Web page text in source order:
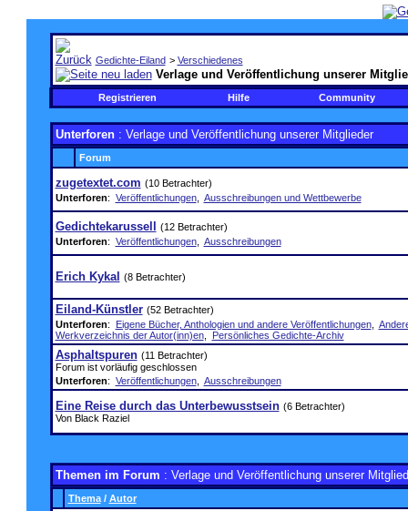
Gedichte-Eiland > Verschiedenes
Verlage und Veröffentlichung unserer
Registrieren Hilfe Community
Unterforen: Verlage und Veröffentlichung unserer Mitglieder
Forum
zugetextet.com (10 Betrachter)
Unterforen: Veröffentlichungen, Ausschreibungen und Wettbewerbe
Gedichtekarussell
(12 Betrachter)
Unterforen: Veröffentlichungen, Ausschreibungen
Erich Kykal (8 Betrachter)
Eiland-Künstler (52 Betrachter)
Unterforen: Eigene Bücher, Anthologien und andere Veröffentlichungen,
Werkverzeichnis der Autor(inn)en, Persönliches Gedichte-Archiv
Asphaltspuren (11 Betrachter)
Forum ist vorläufig geschlossen
Unterforen: Veröffentlichungen, Ausschreibungen
Eine Reise durch das Unterbewusstsein (6 Betrachter)
Von Black Raziel
Themen im Forum : Verlage und Veröffentlichung unserer
Thema/ Autor